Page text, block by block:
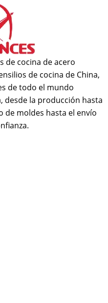
t
r
ó
n
i
c
o
d
e
l
a
e
m
p
de cocina de acero
de cocina de China,
de todo el mundo
desde la producción hasta
de moldes hasta el envío